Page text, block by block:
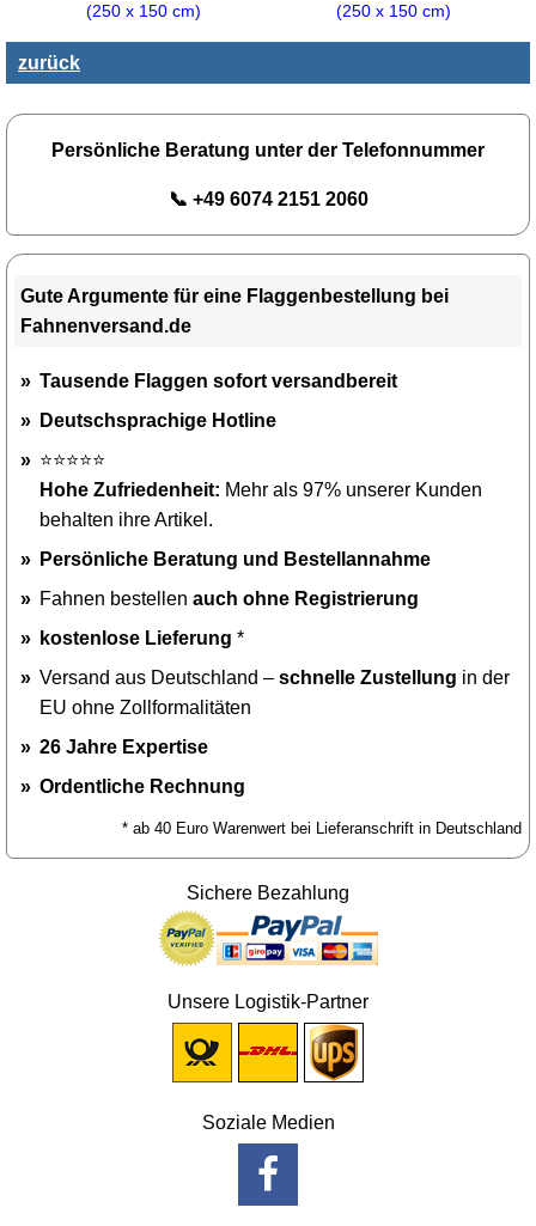
(250 x 150 cm)
(250 x 150 cm)
zurück
Persönliche Beratung unter der Telefonnummer
📞 +49 6074 2151 2060
Gute Argumente für eine Flaggenbestellung bei
Fahnenversand.de
Tausende Flaggen sofort versandbereit
Deutschsprachige Hotline
⭐⭐⭐⭐⭐
Hohe Zufriedenheit: Mehr als 97% unserer Kunden
behalten ihre Artikel.
Persönliche Beratung und Bestellannahme
Fahnen bestellen auch ohne Registrierung
kostenlose Lieferung *
Versand aus Deutschland – schnelle Zustellung in der
EU ohne Zollformalitäten
26 Jahre Expertise
Ordentliche Rechnung
* ab 40 Euro Warenwert bei Lieferanschrift in Deutschland
Sichere Bezahlung
Unsere Logistik-Partner
Soziale Medien